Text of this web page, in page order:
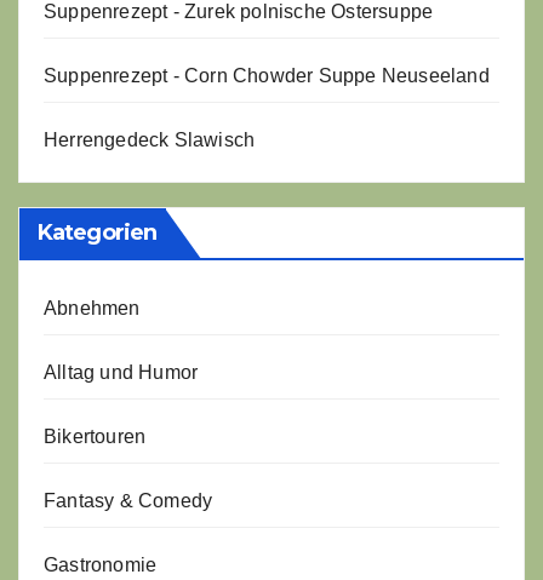
Suppenrezept - Zurek polnische Ostersuppe
Suppenrezept - Corn Chowder Suppe Neuseeland
Herrengedeck Slawisch
Kategorien
Abnehmen
Alltag und Humor
Bikertouren
Fantasy & Comedy
Gastronomie